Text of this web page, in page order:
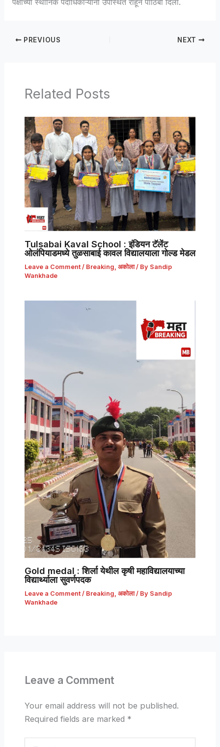
PREVIOUS NEXT
Related Posts
Tulsabai Kaval School : इंडियन टॅलेंट
ओलंपियाडमध्ये तुळसाबाई कावल विद्यालयाला गोल्ड मेडल
Leave a Comment / Breaking अकोला/ By Sandip
Wankhade
Gold medal : शिर्ला येथील कृषी महाविद्यालयाच्या
विद्यार्थ्याला सुवर्णपदक
Leave a Comment / Breaking, अकोला/ By Sandip
Wankhade
Leave a Comment
Your email address will not be published.
Required fields are marked *